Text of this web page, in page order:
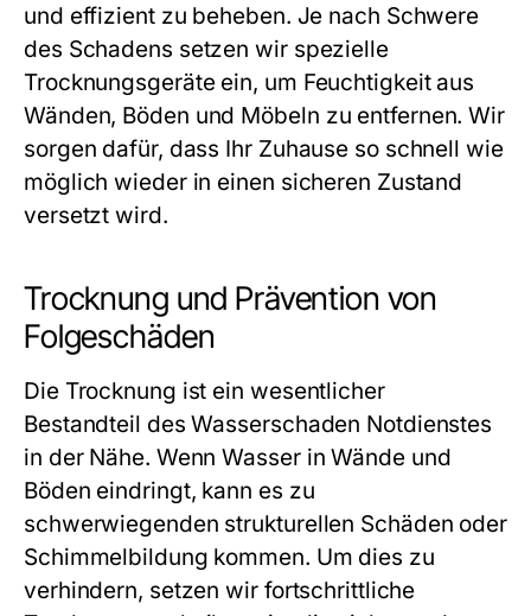
und effizient zu beheben. Je nach Schwere
des Schadens setzen wir spezielle
Trocknungsgeräte ein, um Feuchtigkeit aus
Wänden, Böden und Möbeln zu entfernen. Wir
sorgen dafür, dass Ihr Zuhause so schnell wie
möglich wieder in einen sicheren Zustand
versetzt wird.
Trocknung und Prävention von
Folgeschäden
Die Trocknung ist ein wesentlicher
Bestandteil desWasserschaden Notdienstes
in der Nähe. Wenn Wasser in Wände und
Böden eindringt, kann es zu
schwerwiegenden strukturellen Schäden oder
Schimmelbildung kommen. Um dies zu
verhindern, setzen wir fortschrittliche